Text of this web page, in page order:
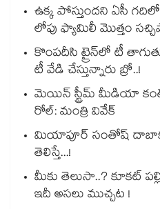
ఉక్క పోస్తుందని ఏసీ గదిలో
లోపు ఫ్యామిలీ మొత్తం
కొంపదీసి ట్రైన్⁬లో టీ
టీ వేడి చేస్తున్నారు బ్రో..!
మెయిన్ స్ట్రీమ్ మీడియా
రోల్: మంత్రి వివేక్
మియాపూర్ సంతోష్ దాబాకు
తెలిస్తే...!
మీకు తెలుసా..? కూకట్
ఇదీ అసలు ముచ్చట !